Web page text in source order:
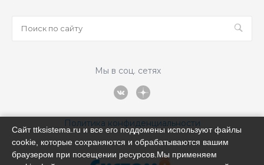
Мы в соц. сетях
Политика конфиденциальности
Сайт ttksistema.ru и все его поддомены используют файлы
cookie, которые сохраняются и обрабатываются вашим
браузером при посещении ресурсов.Мы применяем